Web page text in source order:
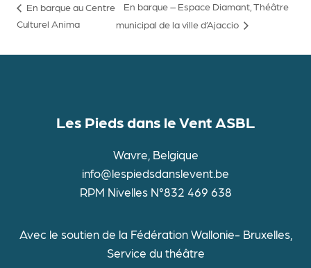
En barque au Centre
Culturel Anima
En barque – Espace Diamant, Théâtre
municipal de la ville d’Ajaccio
Les Pieds dans le Vent ASBL
Wavre, Belgique
info@lespiedsdanslevent.be
RPM Nivelles N°832 469 638
Avec le soutien de la Fédération Wallonie- Bruxelles,
Service du théâtre